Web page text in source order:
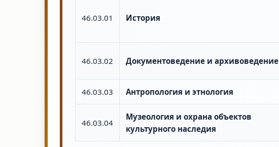
46.03.01 История
46.03.02 Документоведение и архивоведение
46.03.03 Антропология и этнология
46.03.04
Музеология и охрана объектов
культурного наследия